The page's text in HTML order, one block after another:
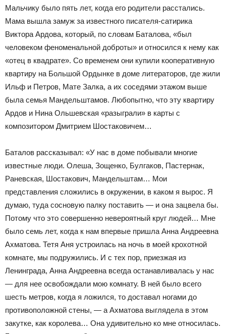
Мальчику было пять лет, когда его родители расстались.
Мама вышла замуж за известного писателя-сатирика
Виктора Ардова, который, по словам Баталова, «был
человеком феноменальной доброты» и относился к нему как
«отец в квадрате». Со временем они купили кооперативную
квартиру на Большой Ордынке в доме литераторов, где жили
Ильф и Петров, Мате Залка, а их соседями этажом выше
была семья Мандельштамов. Любопытно, что эту квартиру
Ардов и Нина Ольшевская «разыграли» в карты с
композитором Дмитрием Шостаковичем…
Баталов рассказывал: «У нас в доме побывали многие
известные люди. Олеша, Зощенко, Булгаков, Пастернак,
Раневская, Шостакович, Мандельштам… Мои
представления сложились в окружении, в каком я вырос. Я
думаю, туда сосновую палку поставить — и она зацвела бы.
Потому что это совершенно невероятный круг людей… Мне
было семь лет, когда к нам впервые пришла Анна Андреевна
Ахматова. Тетя Аня устроилась на ночь в моей крохотной
комнате, мы подружились. И с тех пор, приезжая из
Ленинграда, Анна Андреевна всегда останавливалась у нас
— для нее освобождали мою комнату. В ней было всего
шесть метров, когда я ложился, то доставал ногами до
противоположной стены, — а Ахматова выглядела в этом
закутке, как королева… Она удивительно ко мне относилась.